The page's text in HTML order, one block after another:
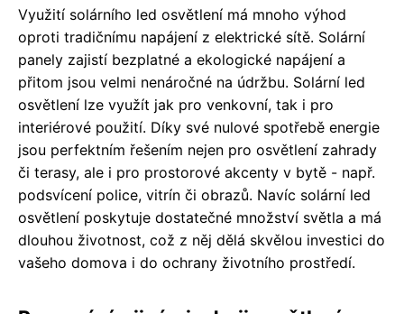
Využití solárního led osvětlení má mnoho výhod
oproti tradičnímu napájení z elektrické sítě. Solární
panely zajistí bezplatné a ekologické napájení a
přitom jsou velmi nenáročné na údržbu. Solární led
osvětlení lze využít jak pro venkovní, tak i pro
interiérové použití. Díky své nulové spotřebě energie
jsou perfektním řešením nejen pro osvětlení zahrady
či terasy, ale i pro prostorové akcenty v bytě - např.
podsvícení police, vitrín či obrazů. Navíc solární led
osvětlení poskytuje dostatečné množství světla a má
dlouhou životnost, což z něj dělá skvělou investici do
vašeho domova i do ochrany životního prostředí.